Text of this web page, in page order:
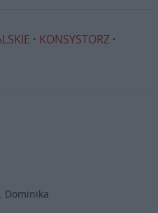
KONSYSTORZ
Dominika